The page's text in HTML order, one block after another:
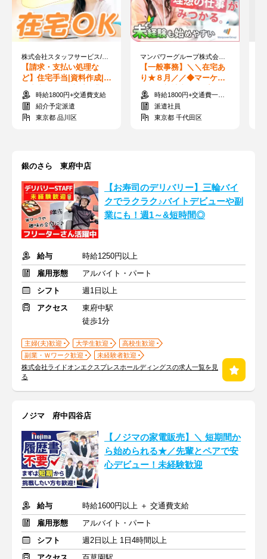
【請求・支払い処理な
ど】住宅手当|資料作成|平
日中心の休み|大手企業|天
王台駅時給1800円+交通費支給
紹介予定派遣
東京都 品川区
【一般事務】＼＼在宅あ
り★８月／／◆マーケテ
ィング部社内ヘルプデス
ク
時給1800円+交通費一部支給
派遣社員
東京都 千代田区
銀のさら 東府中店
【お寿司のデリバリー】三輪バイ
クでラクラク♪バイトデビューや副
業にも！週1～&短時間◎
給与
時給1250円以上
雇用形態
アルバイト・パート
シフト
週1日以上
アクセス
東府中駅
徒歩1分
主婦(夫)歓迎 大学生歓迎
高校生歓迎
副業・Ｗワーク歓迎
未経験者歓迎
株式会社ライドオンエクスプレスホールディングスの求人一覧を見
る
ノジマ 府中四谷店
【ノジマの家電販売】＼ 短期間か
ら始められる★／先輩とペアで安
心デビュー！未経験歓迎
給与
時給1600円以上 ＋ 交通費支給
雇用形態
アルバイト・パート
シフト
週2日以上 1日4時間以上